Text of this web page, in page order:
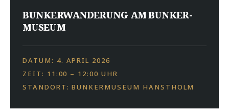
BUNKERWANDERUNG AM BUNKER-
MUSEUM
DATUM: 4. APRIL 2026
ZEIT: 11:00 – 12:00 UHR
STANDORT: BUNKERMUSEUM HANSTHOLM